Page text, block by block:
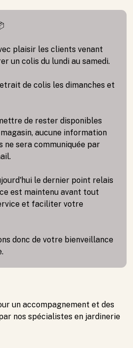
plaisir les clients venant
un colis du lundi au samedi.
de colis les dimanches et
de rester disponibles
aucune information
ne sera communiquée par
le dernier point relais
est maintenu avant tout
et faciliter votre
donc de votre bienveillance
un accompagnement et des
nos spécialistes en jardinerie